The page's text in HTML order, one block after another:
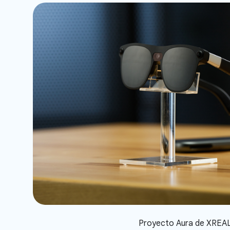
Proyecto Aura de